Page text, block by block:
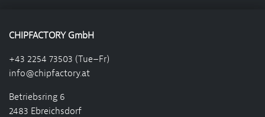
CHIPFACTORY GmbH
+43 2254 73503 (Tue–Fr)
info@chipfactory.at
Betriebsring 6
2483 Ebreichsdorf